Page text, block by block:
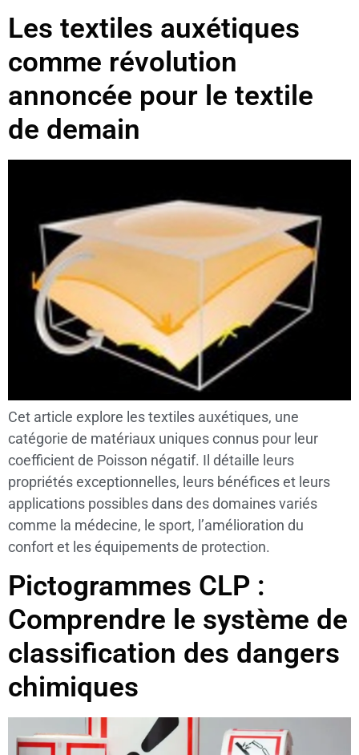
Les textiles auxétiques
comme révolution
annoncée pour le textile
de demain
Cet article explore les textiles auxétiques, une
catégorie de matériaux uniques connus pour leur
coefficient de Poisson négatif. Il détaille leurs
propriétés exceptionnelles, leurs bénéfices et leurs
applications possibles dans des domaines variés
comme la médecine, le sport, l’amélioration du
confort et les équipements de protection.
Pictogrammes CLP :
Comprendre le système de
classification des dangers
chimiques